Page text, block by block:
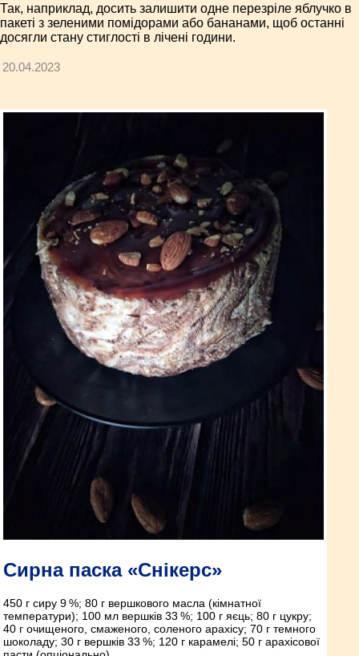
Так, наприклад, досить залишити одне перезріле яблучко в
пакеті з зеленими помідорами або бананами, щоб останні
досягли стану стиглості в лічені години.
20.04.2023
Сирна паска «Снікерс»
450 г сиру 9 %; 80 г вершкового масла (кімнатної
температури); 100 мл вершків 33 %; 100 г яєць; 80 г цукру;
40 г очищеного, смаженого, соленого арахісу; 70 г темного
шоколаду; 30 г вершків 33 %; 120 г карамелі; 50 г арахісової